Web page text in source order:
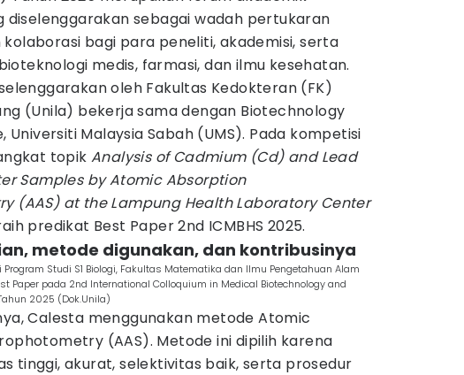
diselenggarakan sebagai wadah pertukaran
kolaborasi bagi para peneliti, akademisi, serta
medis, farmasi, dan ilmu kesehatan.
oleh Fakultas Kedokteran (FK)
(Unila) bekerja sama dengan Biotechnology
Universiti Malaysia Sabah (UMS). Pada kompetisi
topik Analysis of Cadmium (Cd) and Lead
Samples by Atomic Absorption
(AAS) at the Lampung Health Laboratory Center
predikat Best Paper 2nd ICMBHS 2025.
metode digunakan, dan kontribusinya
Studi S1 Biologi, Fakultas Matematika dan Ilmu Pengetahuan Alam
Paper pada 2nd International Colloquium in Medical Biotechnology and
2025 (Dok.Unila)
Calesta menggunakan metode Atomic
(AAS). Metode ini dipilih karena
tinggi, akurat, selektivitas baik, serta prosedur